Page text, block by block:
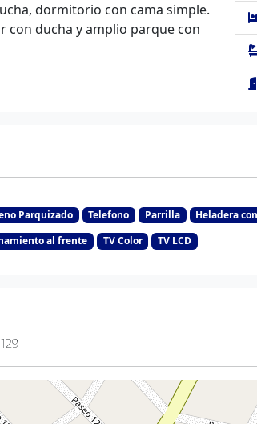
dormitorio con cama simple.
con ducha y amplio parque con
Parquizado Telefono Parrilla
Heladera
al frente
TV Color TV LCD